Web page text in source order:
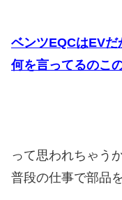
ベンツEQCはEVだ
何を言ってるのこ
って思われちゃう
普段の仕事で部品